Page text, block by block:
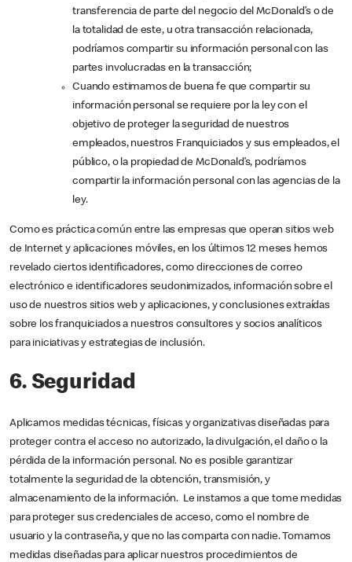
transferencia de parte del negocio del McDonald’s o de
la totalidad de este, u otra transacción relacionada,
podríamos compartir su información personal con las
partes involucradas en la transacción;
Cuando estimamos de buena fe que compartir su
información personal se requiere por la ley con el
objetivo de proteger la seguridad de nuestros
empleados, nuestros Franquiciados y sus empleados, el
público, o la propiedad de McDonald’s, podríamos
compartir la información personal con las agencias de la
ley.
Como es práctica común entre las empresas que operan sitios web
de Internet y aplicaciones móviles, en los últimos 12 meses hemos
revelado ciertos identificadores, como direcciones de correo
electrónico e identificadores seudonimizados, información sobre el
uso de nuestros sitios web y aplicaciones, y conclusiones extraídas
sobre los franquiciados a nuestros consultores y socios analíticos
para iniciativas y estrategias de inclusión.
6. Seguridad
Aplicamos medidas técnicas, físicas y organizativas diseñadas para
proteger contra el acceso no autorizado, la divulgación, el daño o la
pérdida de la información personal. No es posible garantizar
totalmente la seguridad de la obtención, transmisión, y
almacenamiento de la información. Le instamos a que tome medidas
para proteger sus credenciales de acceso, como el nombre de
usuario y la contraseña, y que no las comparta con nadie. Tomamos
medidas diseñadas para aplicar nuestros procedimientos de